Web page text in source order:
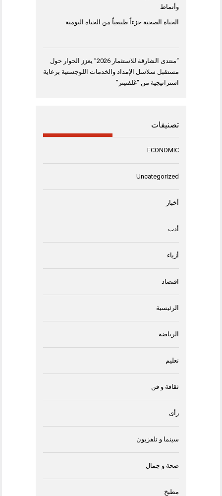
وأنماط
الحياة الصحية جزءاً طبيعياً من الحياة اليومية
“منتدى الشارقة للاستثمار 2026” يعزز الحوار حول
مستقبل سلاسل الإمداد والخدمات اللوجستية برعاية
استراتيجية من “غلفتينر”
تصنيفات
ECONOMIC
Uncategorized
أخبار
أدب
أزياء
اقتصاد
الرئيسية
الرياضة
تعليم
ثقافة و فن
رأى
سينما و تلفزيون
صحة و جمال
مطبخ